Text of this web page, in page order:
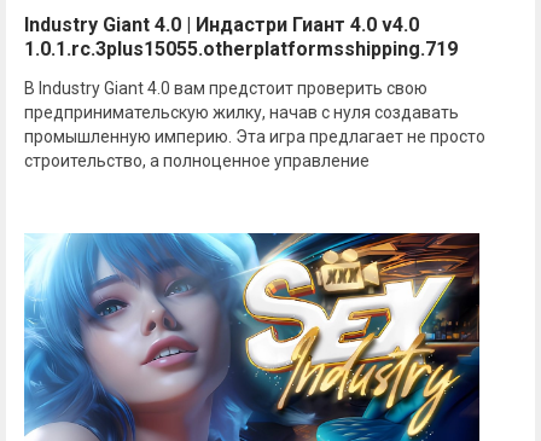
Industry Giant 4.0 | Индастри Гиант 4.0 v4.0
1.0.1.rc.3plus15055.otherplatformsshipping.719
В Industry Giant 4.0 вам предстоит проверить свою
предпринимательскую жилку, начав с нуля создавать
промышленную империю. Эта игра предлагает не просто
строительство, а полноценное управление